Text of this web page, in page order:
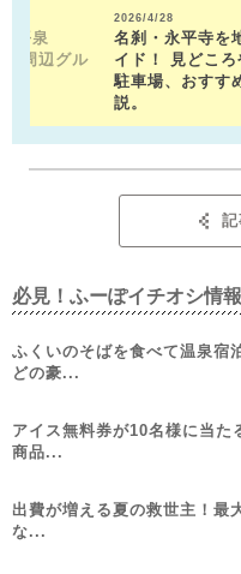
平泉
周辺グル
2026/4/28
名刹・永平寺を
イド！ 見どこ
駐車場、おすす
説。
必見！ふーぽイチオシ情報
ふくいのそばを食べて温泉宿
どの豪...
アイス無料券が10名様に当た
商品...
出費が増える夏の救世主！最
な...